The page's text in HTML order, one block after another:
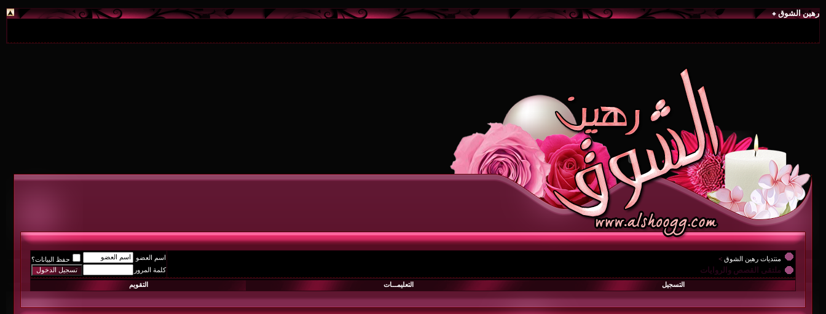
رهين الشوق
منتديات رهين الشوق >
ملتقى القصص والروايات
اسم العضو
حفظ البيانات؟
كلمة المرور
التسجيل
التعليمـــات التقويم